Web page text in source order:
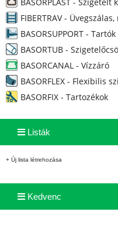
BASORPLAST - Szigetelt
FIBERTRAV -
BASORSUPPORT - Tartók
BASORTUB -
BASORCANAL - Vízzáró
BASORFLEX - Flexibilis
BASORFIX - Tartozékok
Listák
+ Új lista létrehozása
Kedvenc